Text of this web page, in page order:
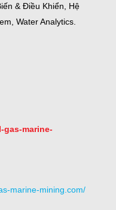
& Điều Khiển, Hệ
Water Analytics.
gas-marine-
marine-mining.com/